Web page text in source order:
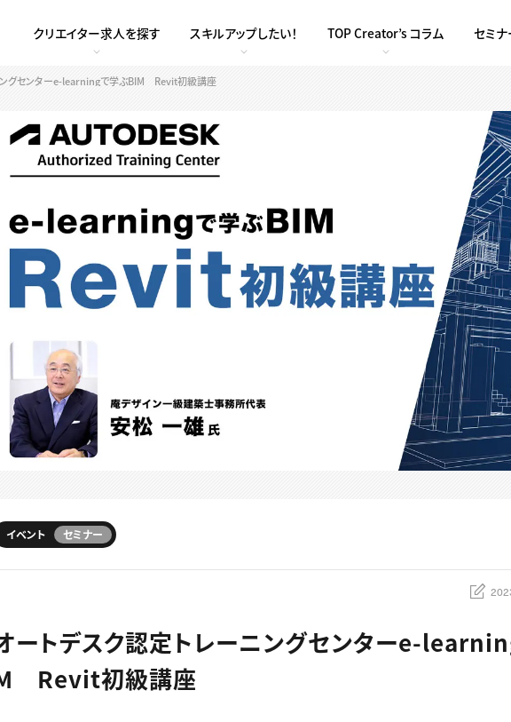
クリエイター求人を探す スキルアップしたい！ TOP Creator’s コラム セミナ
ングセンターe-learningで学ぶBIM Revit初級講座
イベント セミナー
ートデスク認定トレーニングセンターe-
Revit初級講座